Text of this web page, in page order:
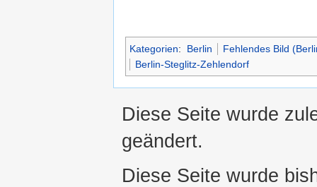
Kategorien: Berlin
Fehlendes Bild
Berlin-Steglitz-Zehlendorf
Diese Seite wurde
geändert.
Diese Seite wurde